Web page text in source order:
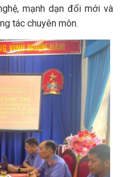
mạnh dạn đổi mới và
tác chuyên môn.